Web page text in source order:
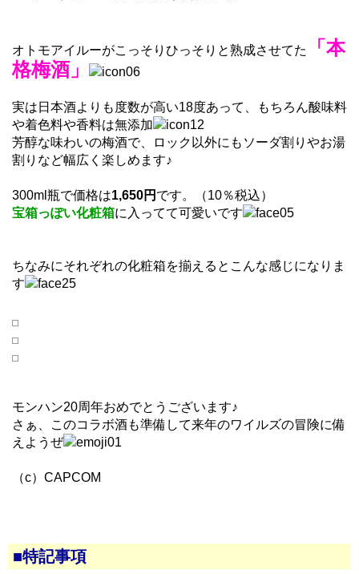
オトモアイルーがこっそりひっそりと熟成させてた
「本
格梅酒」
実は日本酒よりも度数が高い18度あって、もちろん酸味料
や着色料や香料は無添加
芳醇な味わいの梅酒で、ロック以外にもソーダ割りやお湯
割りなど幅広く楽しめます♪
300ml瓶で価格は1,650円 です。（10％税込）
宝箱っぽい化粧箱に入ってて可愛いです
ちなみにそれぞれの化粧箱を揃えるとこんな感じになりま
す
モンハン20周年おめでとうございます♪
さぁ、このコラボ酒も準備して来年のワイルズの冒険に備
えようぜ
（c）CAPCOM
■特記事項